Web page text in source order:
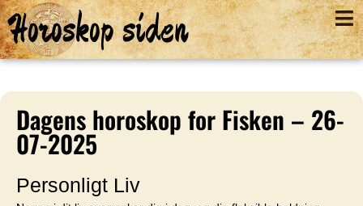
Horoskop siden
Dagens horoskop for Fisken – 26-
07-2025
Personligt Liv